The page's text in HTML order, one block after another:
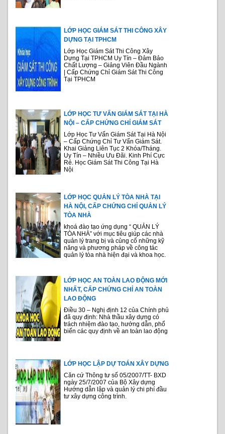
LỚP HỌC GIÁM SÁT THI CÔNG XÂY
DỰNG TẠI TPHCM
Lớp Học Giám Sát Thi Công Xây
Dựng Tại TPHCM Uy Tín – Đảm Bảo
Chất Lượng – Giảng Viên Đầu Ngành
| Cấp Chứng Chỉ Giám Sát Thi Công
Tại TPHCM
LỚP HỌC TƯ VẤN GIÁM SÁT TẠI HÀ
NỘI – CẤP CHỨNG CHỈ GIÁM SÁT
Lớp Học Tư Vấn Giám Sát Tại Hà Nội
– Cấp Chứng Chỉ Tư Vấn Giám Sát.
Khai Giảng Liên Tục 2 Khóa/Tháng.
Uy Tín – Nhiều Ưu Đãi. Kinh Phí Cực
Rẻ. Học Giám Sát Thi Công Tại Hà
Nội
LỚP HỌC QUẢN LÝ TÒA NHÀ TẠI
HÀ NỘI, CẤP CHỨNG CHỈ QUẢN LÝ
TÒA NHÀ
khoá đào tạo ứng dụng “ QUẢN LÝ
TÒA NHÀ” với mục tiêu giúp các nhà
quản lý trang bị và củng cố những kỹ
năng và phương pháp về công tác
quản lý tòa nhà hiện đại và khoa học.
LỚP HỌC AN TOÀN LAO ĐỘNG MỚI
NHẤT, CẤP CHỨNG CHỈ AN TOÀN
LAO ĐỘNG
Điều 30 – Nghị định 12 của Chính phủ
đã quy định: Nhà thầu xây dựng có
trách nhiệm đào tạo, hướng dẫn, phổ
biến các quy định về an toàn lao động
LỚP HỌC LẬP DỰ TOÁN XÂY DỰNG
Căn cứ Thông tư số 05/2007/TT- BXD
ngày 25/7/2007 của Bộ Xây dựng
Hướng dẫn lập và quản lý chi phí đầu
tư xây dựng công trình.